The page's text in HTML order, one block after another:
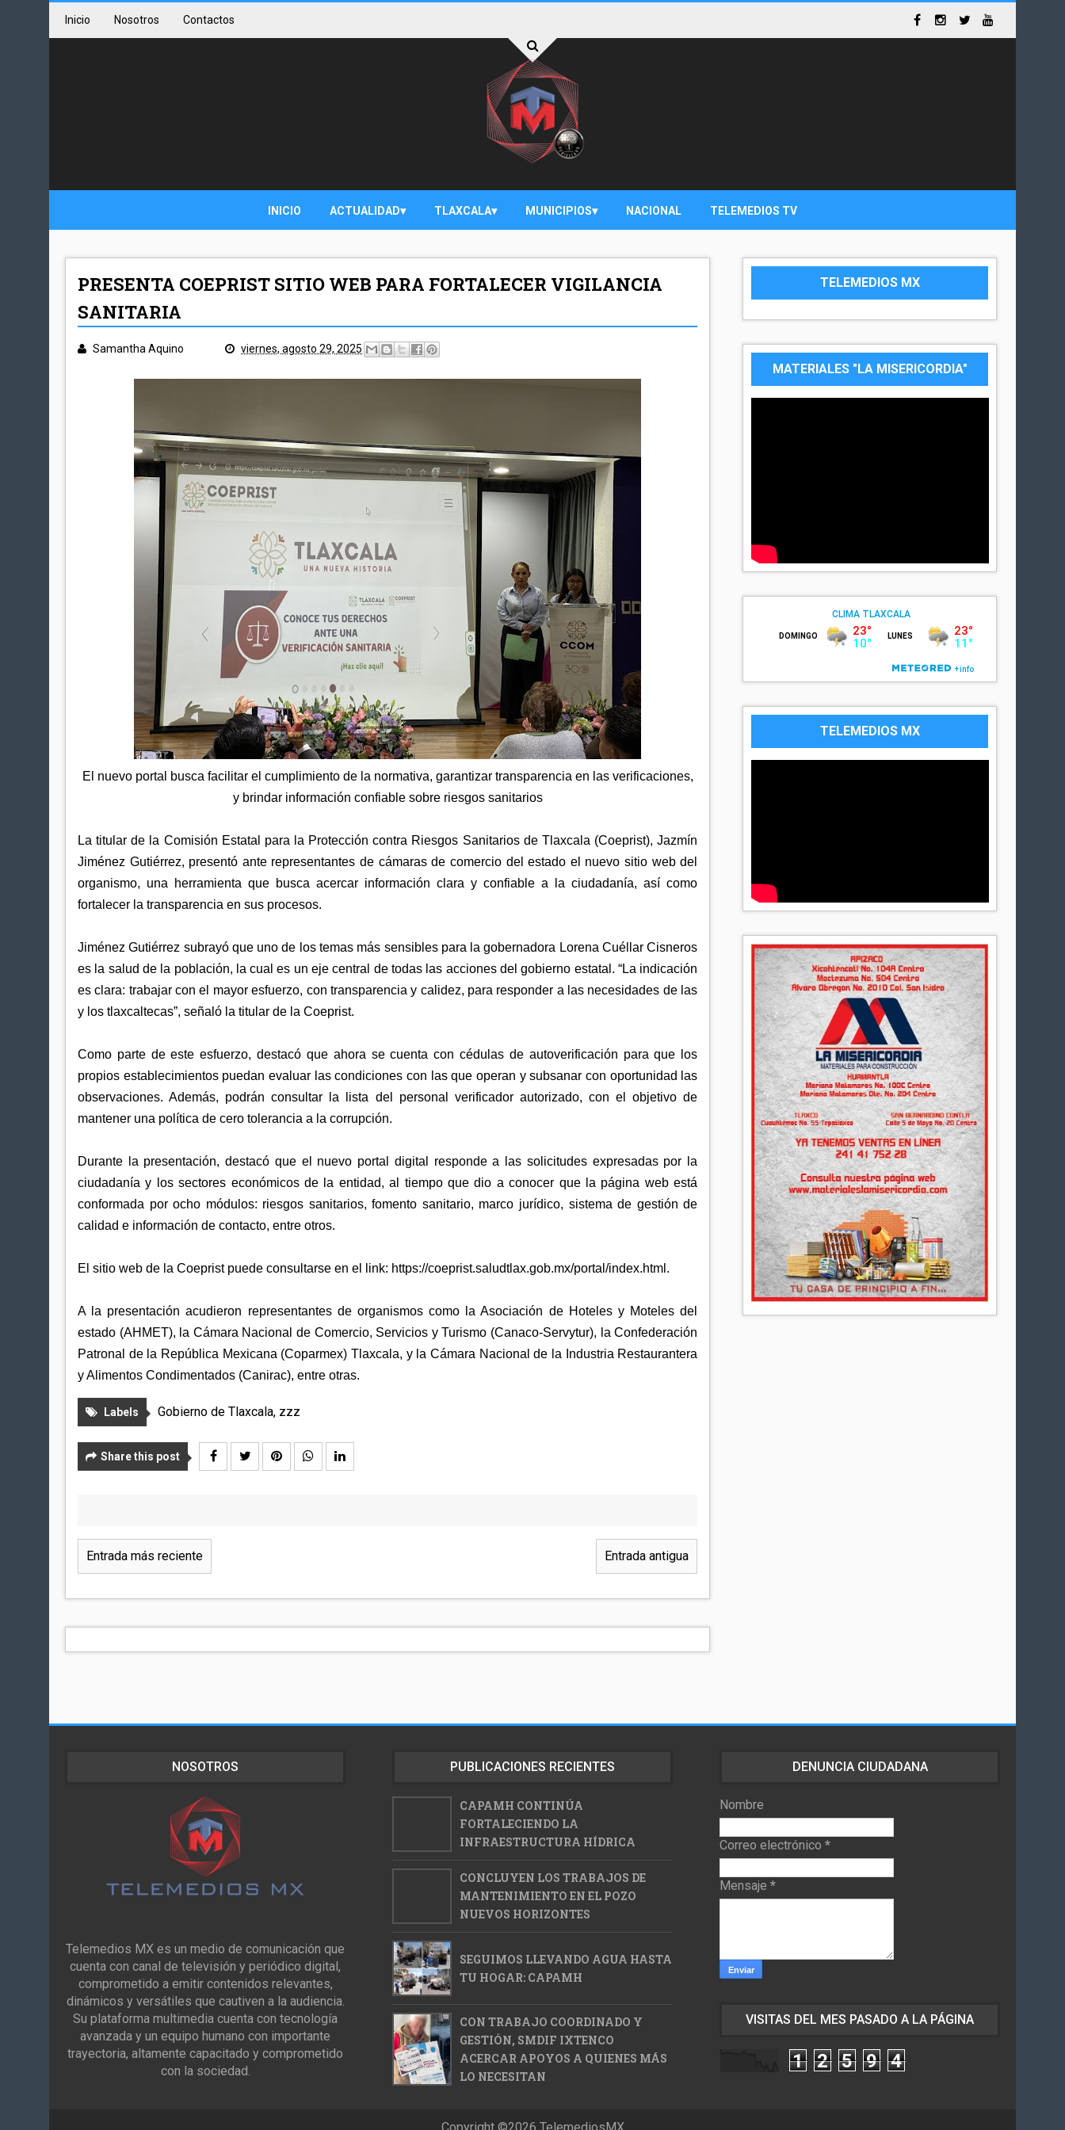
Inicio Nosotros Contactos
INICIO ACTUALIDAD TLAXCALA MUNICIPIOS NACIONAL TELEMEDIOS TV
PRESENTA COEPRIST SITIO WEB PARA FORTALECER VIGILANCIA
SANITARIA
Samantha Aquino viernes, agosto 29, 2025
El nuevo portal busca facilitar el cumplimiento de la normativa, garantizar transparencia en las verificaciones,
y brindar información confiable sobre riesgos sanitarios
La titular de la Comisión Estatal para la Protección contra Riesgos Sanitarios de Tlaxcala (Coeprist), Jazmín
Jiménez Gutiérrez, presentó ante representantes de cámaras de comercio del estado el nuevo sitio web del
organismo, una herramienta que busca acercar información clara y confiable a la ciudadanía, así como
fortalecer la transparencia en sus procesos.
Jiménez Gutiérrez subrayó que uno de los temas más sensibles para la gobernadora Lorena Cuéllar Cisneros
es la salud de la población, la cual es un eje central de todas las acciones del gobierno estatal. “La indicación
es clara: trabajar con el mayor esfuerzo, con transparencia y calidez, para responder a las necesidades de las
y los tlaxcaltecas”, señaló la titular de la Coeprist.
Como parte de este esfuerzo, destacó que ahora se cuenta con cédulas de autoverificación para que los
propios establecimientos puedan evaluar las condiciones con las que operan y subsanar con oportunidad las
observaciones. Además, podrán consultar la lista del personal verificador autorizado, con el objetivo de
mantener una política de cero tolerancia a la corrupción.
Durante la presentación, destacó que el nuevo portal digital responde a las solicitudes expresadas por la
ciudadanía y los sectores económicos de la entidad, al tiempo que dio a conocer que la página web está
conformada por ocho módulos: riesgos sanitarios, fomento sanitario, marco jurídico, sistema de gestión de
calidad e información de contacto, entre otros.
El sitio web de la Coeprist puede consultarse en el link: https://coeprist.saludtlax.gob.mx/portal/index.html.
A la presentación acudieron representantes de organismos como la Asociación de Hoteles y Moteles del
estado (AHMET), la Cámara Nacional de Comercio, Servicios y Turismo (Canaco-Servytur), la Confederación
Patronal de la República Mexicana (Coparmex) Tlaxcala, y la Cámara Nacional de la Industria Restaurantera
y Alimentos Condimentados (Canirac), entre otras.
Labels Gobierno de Tlaxcala, zzz
Share this post
Entrada más reciente Entrada antigua
TELEMEDIOS MX
MATERIALES "LA MISERICORDIA"
TELEMEDIOS MX
NOSOTROS
Telemedios MX es un medio de comunicación que
cuenta con canal de televisión y periódico digital,
comprometido a emitir contenidos relevantes,
dinámicos y versátiles que cautiven a la audiencia.
Su plataforma multimedia cuenta con tecnología
avanzada y un equipo humano con importante
trayectoria, altamente capacitado y comprometido
con la sociedad.
PUBLICACIONES RECIENTES
CAPAMH CONTINÚA
FORTALECIENDO LA
INFRAESTRUCTURA HÍDRICA
CONCLUYEN LOS TRABAJOS DE
MANTENIMIENTO EN EL POZO
NUEVOS HORIZONTES
SEGUIMOS LLEVANDO AGUA HASTA
TU HOGAR: CAPAMH
CON TRABAJO COORDINADO Y
GESTIÓN, SMDIF IXTENCO
ACERCAR APOYOS A QUIENES MÁS
LO NECESITAN
DENUNCIA CIUDADANA
Nombre
Correo electrónico *
Mensaje *
VISITAS DEL MES PASADO A LA PÁGINA
1 2 5 9 4